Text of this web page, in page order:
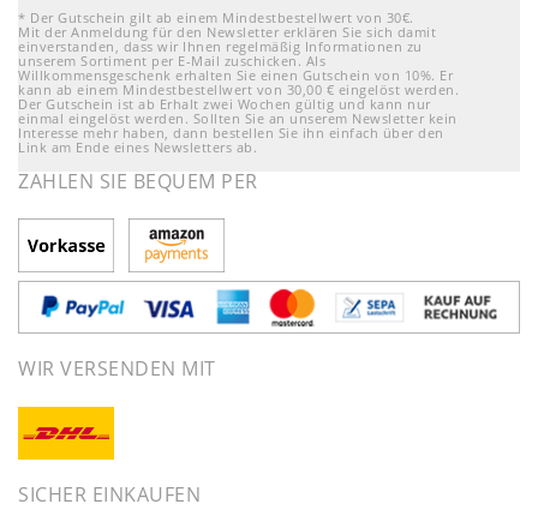
* Der Gutschein gilt ab einem Mindestbestellwert von 30€.
Mit der Anmeldung für den Newsletter erklären Sie sich damit
einverstanden, dass wir Ihnen regelmäßig Informationen zu
unserem Sortiment per E-Mail zuschicken. Als
Willkommensgeschenk erhalten Sie einen Gutschein von 10%. Er
kann ab einem Mindestbestellwert von 30,00 € eingelöst werden.
Der Gutschein ist ab Erhalt zwei Wochen gültig und kann nur
einmal eingelöst werden. Sollten Sie an unserem Newsletter kein
Interesse mehr haben, dann bestellen Sie ihn einfach über den
Link am Ende eines Newsletters ab.
ZAHLEN SIE BEQUEM PER
WIR VERSENDEN MIT
SICHER EINKAUFEN